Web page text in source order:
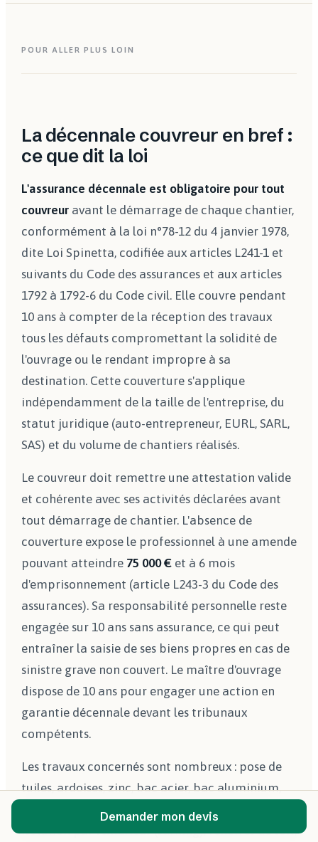
POUR ALLER PLUS LOIN
La décennale couvreur en bref :
ce que dit la loi
L'assurance décennale est obligatoire pour tout
couvreur avant le démarrage de chaque chantier,
conformément à la loi n°78-12 du 4 janvier 1978,
dite Loi Spinetta, codifiée aux articles L241-1 et
suivants du Code des assurances et aux articles
1792 à 1792-6 du Code civil. Elle couvre pendant
10 ans à compter de la réception des travaux
tous les défauts compromettant la solidité de
l'ouvrage ou le rendant impropre à sa
destination. Cette couverture s'applique
indépendamment de la taille de l'entreprise, du
statut juridique (auto-entrepreneur, EURL, SARL,
SAS) et du volume de chantiers réalisés.
Le couvreur doit remettre une attestation valide
et cohérente avec ses activités déclarées avant
tout démarrage de chantier. L'absence de
couverture expose le professionnel à une amende
pouvant atteindre 75 000 € et à 6 mois
d'emprisonnement (article L243-3 du Code des
assurances). Sa responsabilité personnelle reste
engagée sur 10 ans sans assurance, ce qui peut
entraîner la saisie de ses biens propres en cas de
sinistre grave non couvert. Le maître d'ouvrage
dispose de 10 ans pour engager une action en
garantie décennale devant les tribunaux
compétents.
Les travaux concernés sont nombreux : pose de
tuiles, ardoises, zinc, bac acier, bac aluminium,
membranes d'étanchéité de toiture-terrasse,
isolation par l'extérieur (sarking), fenêtres de toit,
Demander mon devis